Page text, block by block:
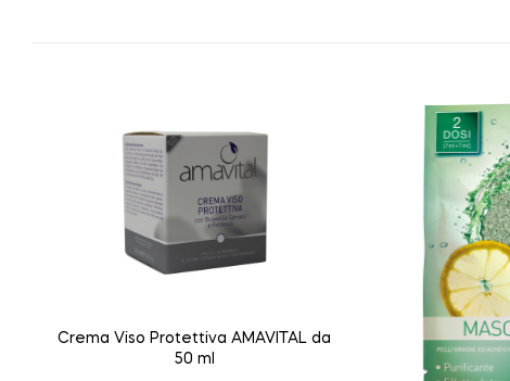
Crema Viso Protettiva AMAVITAL da
50 ml